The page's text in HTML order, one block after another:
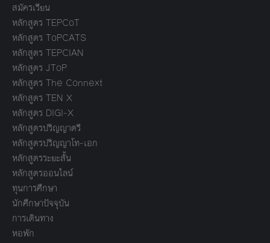
สมัครเรียน
หลักสูตร TEPCoT
หลักสูตร ToPCATS
หลักสูตร TEPCIAN
หลักสูตร JToP
หลักสูตร The Connext
หลักสูตร TEN X
หลักสูตร DIGI-X
หลักสูตรปริญญาตรี
หลักสูตรปริญญาโท-เอก
หลักสูตรระยะสั้น
หลักสูตรออนไลน์
ทุนการศึกษา
นักศึกษาปัจจุบัน
การเดินทาง
หอพัก